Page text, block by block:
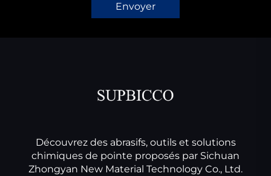
Envoyer
Découvrez des abrasifs, outils et solutions
chimiques de pointe proposés par Sichuan
Zhongyan New Material Technology Co., Ltd.